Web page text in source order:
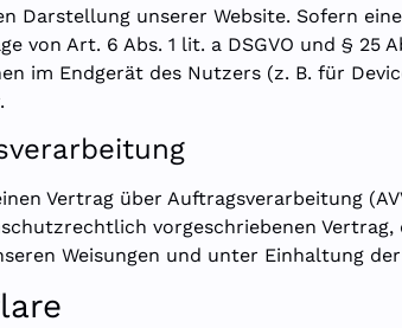
Darstellung unserer Website. Sofern
von Art. 6 Abs. 1 lit. a DSGVO und § 25
im Endgerät des Nutzers (z. B. für
Vertrag über Auftragsverarbeitung
vorgeschriebenen
Weisungen und unter Einhaltung